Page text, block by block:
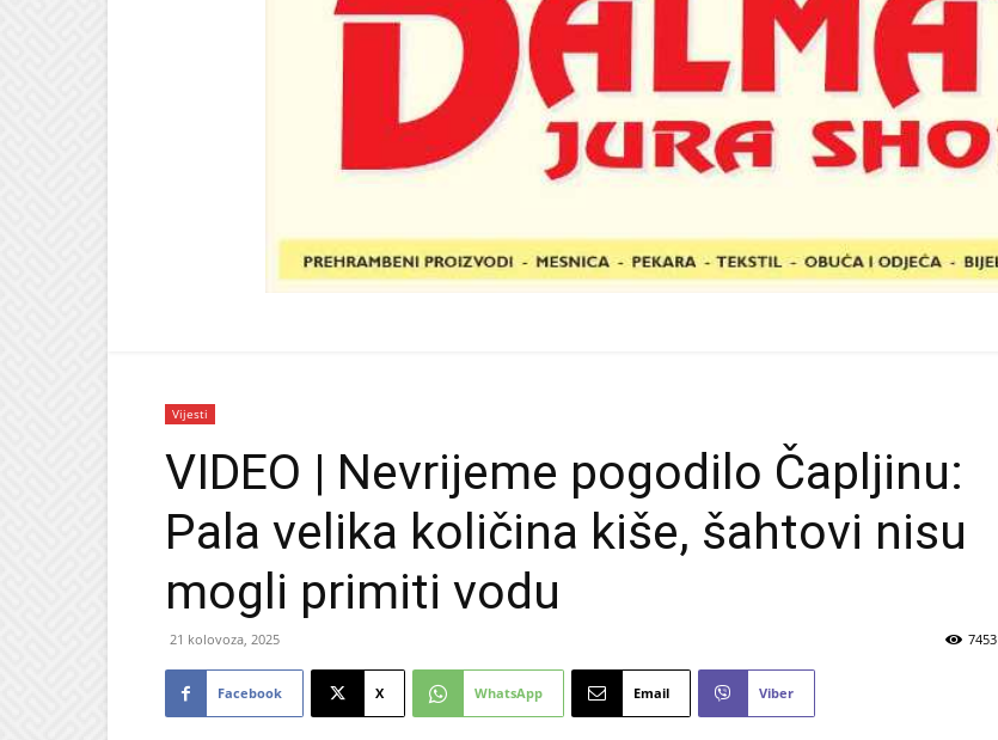
Vijesti
VIDEO | Nevrijeme pogodilo Čapljinu:
Pala velika količina kiše, šahtovi nisu
mogli primiti vodu
21 kolovoza, 2025 7453
Facebook X WhatsApp Email Viber